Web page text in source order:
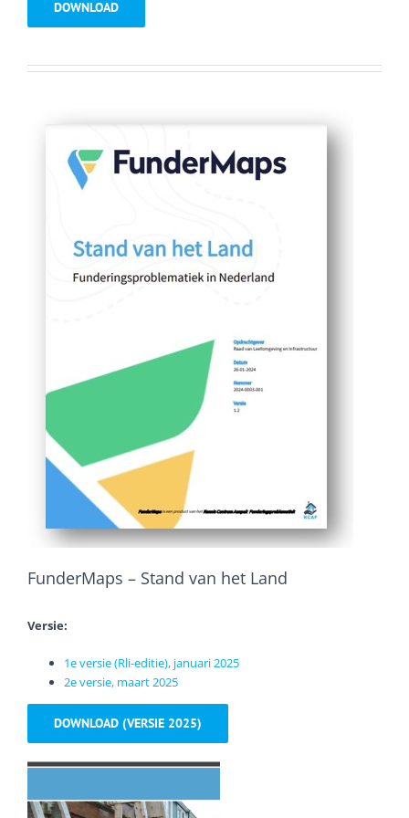
DOWNLOAD
FunderMaps – Stand van het Land
Versie:
1e versie (Rli-editie), januari 2025
2e versie, maart 2025
DOWNLOAD (VERSIE 2025)